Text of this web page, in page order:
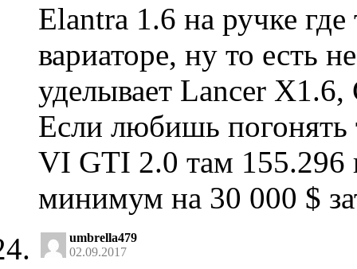
Elantra 1.6 на ручке
вариаторе, ну то есть
уделывает Lancer
Если любишь погонять
VI GTI 2.0 там 155.296
минимум на 30 000 $
umbrella479
02.09.2017